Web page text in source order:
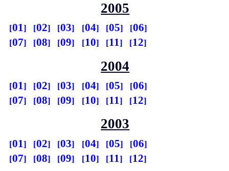
2005
01 02 03 04 05
06
07
08 09 10 11 12
2004
01 02 03 04 05
06
07
08 09 10 11 12
2003
01 02 03 04 05
06
07
08 09 10 11 12